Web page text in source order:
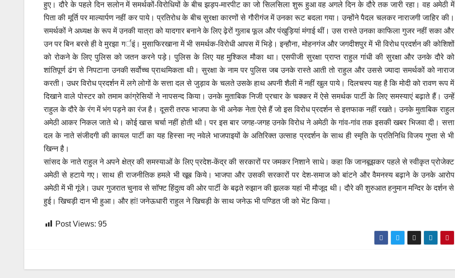
हुए। दौरे के पहले दिन सलोन में समर्थकों-विरोधियों के बीच झड़प-मारपीट का जो सिलसिला शुरू हुआ वह अगले दिन के दौरे तक जारी रहा। वह अमेठी में
पिता की मूर्ति पर माल्यार्पण नहीं कर पाये। प्रतिरोध के बीच सुरक्षा कारणों से गौरीगंज में उनका रूट बदला गया। उन्होंने पैदल चलकर नाराजगी जाहिर की।
समर्थकों ने अध्यक्ष के रूप में उनकी यात्रा को यादगार बनाने के लिए ढ़ेरों गुलाब फूल और पंखुड़ियां मंगाई थीं। उस रास्ते उनका काफिला गुजर नहीं सका और
उन पर बिन बरसे ही वे मुरझा गर्इं। मुसाफिरखाना में भी समर्थक-विरोधी आपस में भिड़े। इन्हौना, मोहनगंज और जगदीशपुर में भी विरोध प्रदर्शन की कोशिशों
को रोकने के लिए पुलिस को जतन करने पड़े। पुलिस के लिए यह मुश्किल मौका था। एसपीजी सुरक्षा प्राप्त राहुल गांधी की सुरक्षा और उनके दौरे को
शांतिपूर्ण ढंग से निपटाना उनकी सर्वोच्च प्राथमिकता थी। सुरक्षा के नाम पर पुलिस जब उनके रास्ते आती तो राहुल और उससे ज्यादा समर्थकों को नाराज
करती। उधर विरोध प्रदर्शन में लगे लोगों के सत्ता दल से जुड़ाव के चलते उसके हाथ अपनी शैली में नहीं खुल पाये। दिलचस्प यह है कि मोदी को रावण रूप में
दिखाने वाले पोस्टर को तमाम कांग्रेसियों ने नापसन्द किया। उनके मुताबिक निजी प्रचार के चक्कर में ऐसे समर्थक पार्टी के लिए समस्याएं बढ़ाते हैं। उन्हें
राहुल के दौरे के रंग में भंग पड़ने का रंज है। दूसरी तरफ भाजपा के भी अनेक नेता ऐसे हैं जो इस विरोध प्रदर्शन से इत्तफाक नहीं रखते। उनके मुताबिक राहुल
अमेठी आकर निकल जाते थे। कोई खास चर्चा नहीं होती थी। पर इस बार जगह-जगह उनके विरोध ने अमेठी के गांव-गांव तक इसकी खबर भिजवा दी। सत्ता
दल के नाते संजीदगी की कायल पार्टी का यह हिस्सा नए नवेले भाजपाइयों के अतिरिक्त उत्साह प्रदर्शन के साथ ही स्मृति के प्रतिनिधि विजय गुप्ता से भी
खिन्न है।
सांसद के नाते राहुल ने अपने क्षेत्र की समस्याओं के लिए प्रदेश-केंद्र की सरकारों पर जमकर निशाने साधे। कहा कि जानबूझकर पहले से स्वीकृत प्रोजेक्ट
अमेठी से हटाये गए। साथ ही राजनीतिक हमले भी खूब किये। भाजपा और उसकी सरकारों पर देश-समाज को बांटने और वैमनस्य बढ़ाने के उनके आरोप
अमेठी में भी गूंजे। उधर गुजरात चुनाव से सॉफ्ट हिंदुत्व की ओर पार्टी के बढ़ते रुझान की झलक यहां भी मौजूद थी। दौरे की शुरुआत हनुमान मन्दिर के दर्शन से
हुई। खिचड़ी दान भी हुआ। और हां! जनेऊधारी राहुल ने खिचड़ी के साथ जनेऊ भी पण्डित जी को भेंट किया।
Post Views: 95